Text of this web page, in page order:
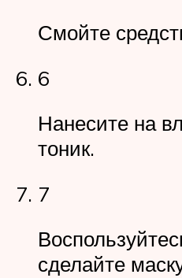
Смойте
6
Нанесите на
тоник.
7
сделайте